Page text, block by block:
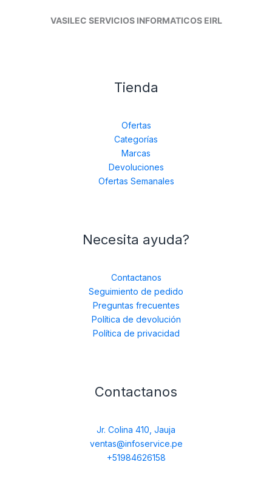
VASILEC SERVICIOS INFORMATICOS EIRL
Tienda
Ofertas
Categorías
Marcas
Devoluciones
Ofertas Semanales
Necesita ayuda?
Contactanos
Seguimiento de pedido
Preguntas frecuentes
Política de devolución
Política de privacidad
Contactanos
Jr. Colina 410, Jauja
ventas@infoservice.pe
+51984626158